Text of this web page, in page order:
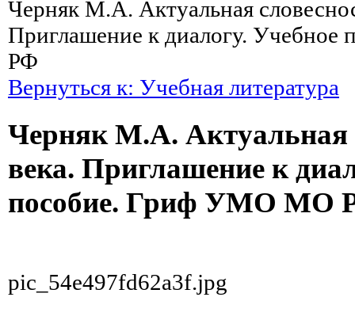
Черняк М.А. Актуальная
Приглашение к диалогу.
РФ
Вернуться к: Учебная литература
Черняк М.А. Актуальная
века. Приглашение к
пособие. Гриф УМО МО
pic_54e497fd62a3f.jpg